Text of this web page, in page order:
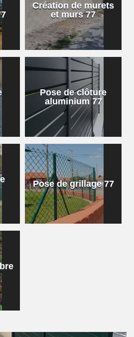
Création de murets
et murs 77
Pose de clôture
aluminium 77
Pose de grillage 77